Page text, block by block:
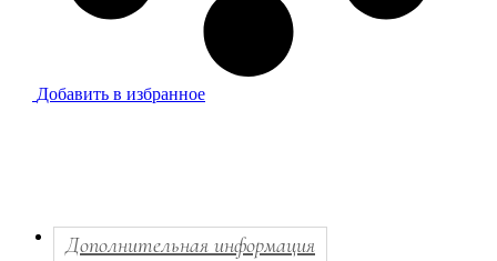
Добавить в избранное
Дополнительная информация